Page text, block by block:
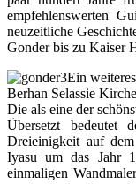
empfehlenswerten
neuzeitliche
Gonder bis zu Kaiser
Ein
Berhan Selassie
Die als eine der
Übersetzt
Dreieinigkeit auf
Iyasu um das Jahr
einmaligen